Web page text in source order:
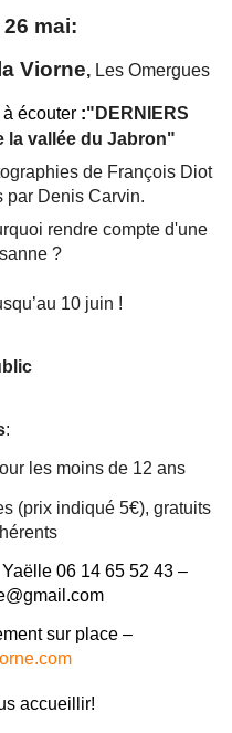
mai:
, Les Omergues
écouter :"DERNIERS
la vallée du Jabron"
de François Diot
par Denis Carvin.
rendre compte d'une
?
10 juin !
:
les moins de 12 ans
(prix indiqué 5€), gratuits
06 14 65 52 43 –
sur place –
accueillir!